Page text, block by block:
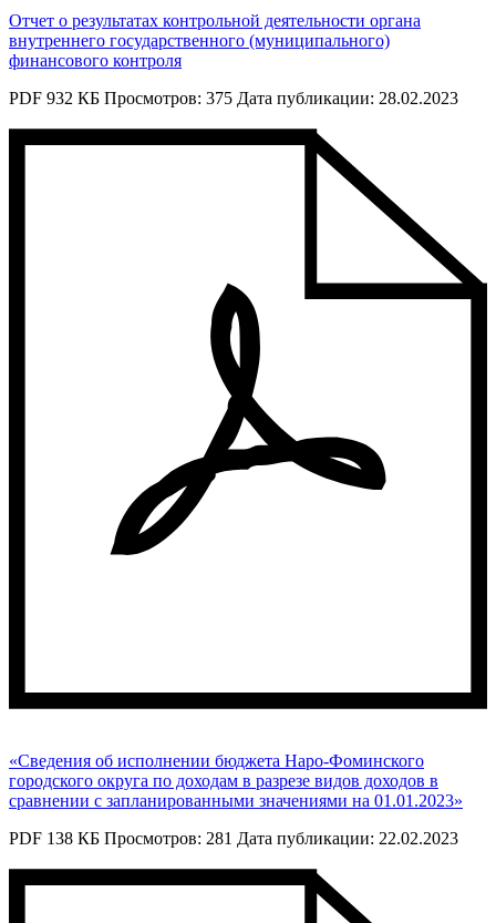
Отчет о результатах контрольной деятельности органа
внутреннего государственного (муниципального)
финансового контроля
PDF 932 КБ Просмотров: 375 Дата публикации: 28.02.2023
«Сведения об исполнении бюджета Наро-Фоминского
городского округа по доходам в разрезе видов доходов в
сравнении с запланированными значениями на 01.01.2023»
PDF 138 КБ Просмотров: 281 Дата публикации: 22.02.2023